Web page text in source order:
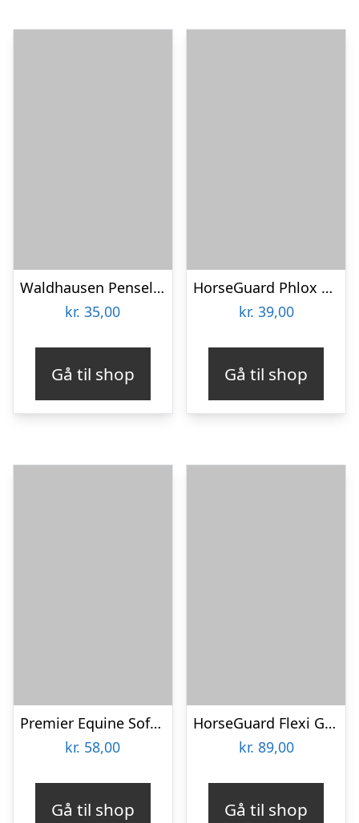
Waldhausen Pensel med bøtte – Tyrkis
kr. 35,00
Gå til shop
HorseGuard Phlox Pink Kardæsk Kropsbørste
kr. 39,00
Gå til shop
Premier Equine Soft-Touch Flexi Body Brush – Blå/peacock
kr. 58,00
Gå til shop
HorseGuard Flexi Gnubber
kr. 89,00
Gå til shop